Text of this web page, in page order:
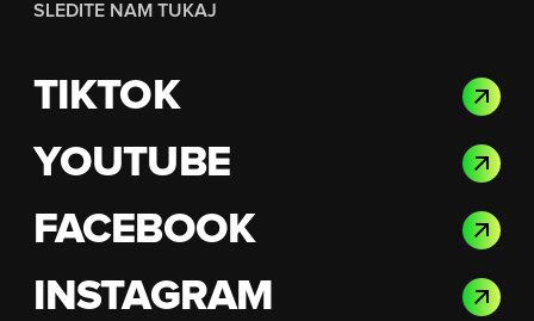
SLEDITE NAM TUKAJ
TIKTOK
YOUTUBE
FACEBOOK
INSTAGRAM